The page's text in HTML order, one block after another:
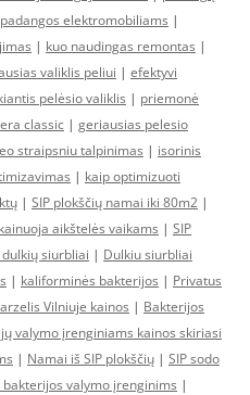
elektromobiliams |
| kuo naudingas remontas |
valiklis peliui | efektyvi
pelėsio valiklis | priemonė
classic | geriausias pelesio
straipsniu talpinimas | isorinis
| kaip optimizuoti
| SIP plokščių namai iki 80m2 |
aikštelės vaikams | SIP
siurbliai | Dulkiu siurbliai
| kaliforminės bakterijos | Privatus
Vilniuje kainos | Bakterijos
valymo įrenginiams kainos skiriasi
| Namai iš SIP plokščių | SIP sodo
bakterijos valymo įrenginims |